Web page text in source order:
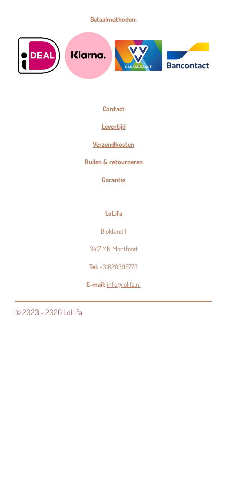
Betaalmethoden:
Contact
Levertijd
Verzendkosten
Ruilen & retourneren
Garantie
LoLifa
Blokland 1
3417 MN Montfoort
Tel:+31620395773
E-mail:info@lolifa.nl
© 2023 - 2026 LoLifa